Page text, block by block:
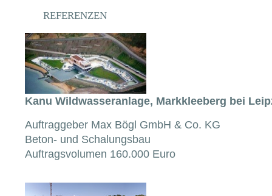
REFERENZEN
Kanu Wildwasseranlage, Markkleeberg bei
Auftraggeber Max Bögl GmbH & Co. KG
Beton- und Schalungsbau
Auftragsvolumen 160.000 Euro